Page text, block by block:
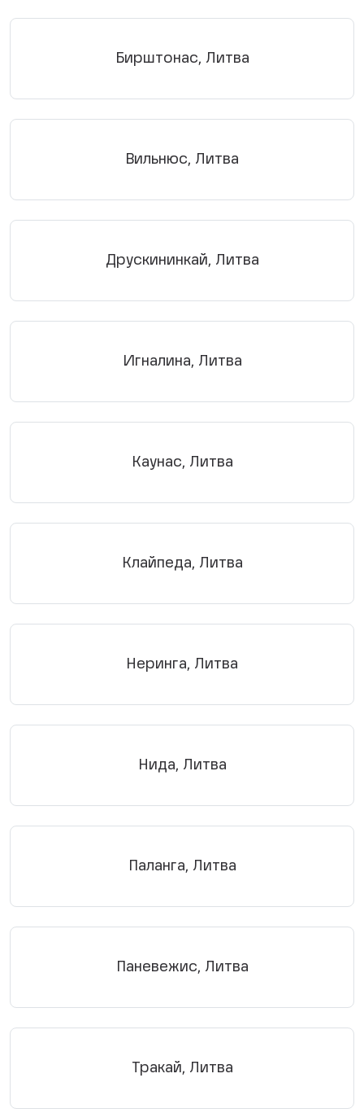
Бирштонас, Литва
Вильнюс, Литва
Друскининкай, Литва
Игналина, Литва
Каунас, Литва
Клайпеда, Литва
Неринга, Литва
Нида, Литва
Паланга, Литва
Паневежис, Литва
Тракай, Литва